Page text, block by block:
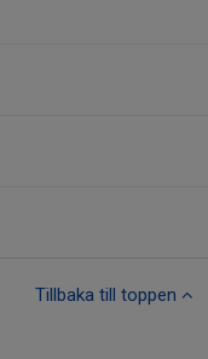
Tillbaka till toppen